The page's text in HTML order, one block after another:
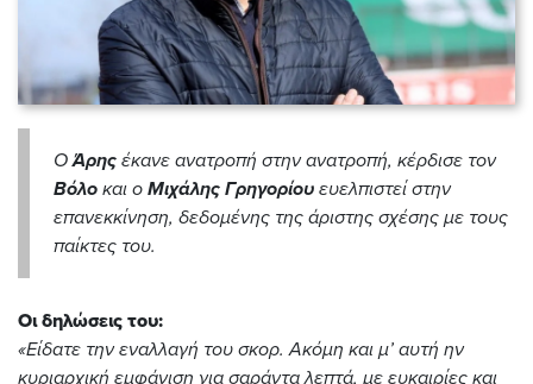
ΟΆρης έκανε ανατροπή στην ανατροπή, κέρδισε τον
Βόλο και ο Μιχάλης Γρηγορίου ευελπιστεί στην
επανεκκίνηση, δεδομένης της άριστης σχέσης με τους
παίκτες του.
Οι δηλώσεις του:
«Είδατε την εναλλαγή του σκορ. Ακόμη και μ’ αυτή ην
κυριαρχική εμφάνιση για σαράντα λεπτά, με ευκαιρίες και